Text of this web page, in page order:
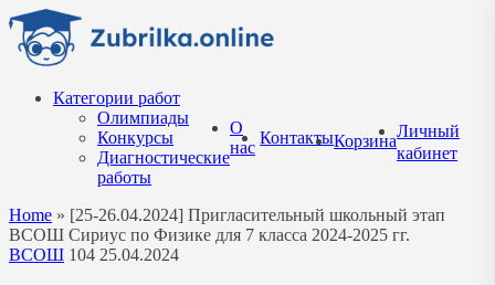
Перейти
содержанию
Категории работ
Олимпиады
Конкурсы
Диагностические
работы
О
нас
КонтактыКорзина
Личный
кабинет
Home » [25-26.04.2024] Пригласительный школьный этап
ВСОШ Сириус по Физике для 7 класса 2024-2025 гг.
ВСОШ 104 25.04.2024